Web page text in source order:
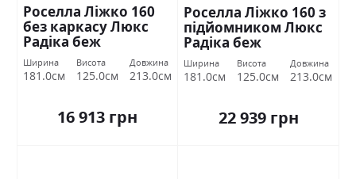
Роселла Ліжко 160
без каркасу Люкс
Радіка беж
Міромарк
Ширина
181.0см
Висота
125.0см
Довжина
213.0см
16 913 грн
Роселла Ліжко 160 з
підйомником Люкс
Радіка беж
Міромарк
Ширина
181.0см
Висота
125.0см
Довжина
213.0см
22 939 грн